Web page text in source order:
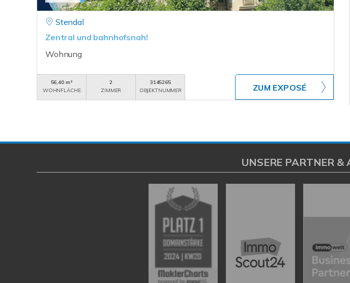
Stendal
Zentral und bahnhofsnah!
Wohnung
56,40 m²
WOHNFLÄCHE
2
ZIMMER
3145265
OBJEKTNUMMER
ZUM EXPOSÉ
UNSERE PARTNER &